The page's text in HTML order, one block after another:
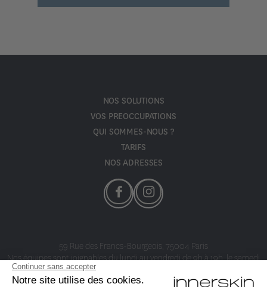
NOS SOLUTIONS
VOS PREOCCUPATIONS
QUI SOMMES-NOUS ?
TARIFS
NOS ADRESSES
59 Rue des Francs-Bourgeois, 75004 Paris
Nos équipes sont joignables du lundi au vendredi de 9h à 19h, le samedi
de 9h à 14h au
Vous êtes médecin et vous souhaitez rejoindre notre groupe ? Cliquez